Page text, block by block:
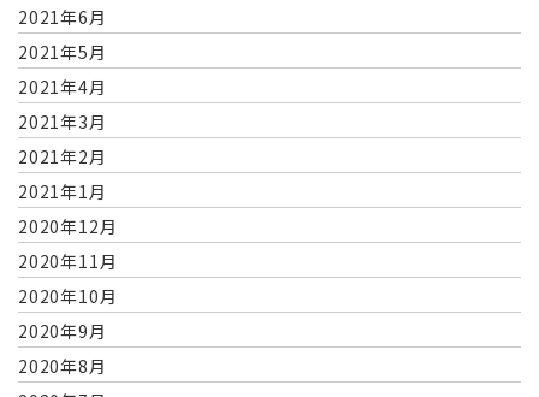
2021年6月
2021年5月
2021年4月
2021年3月
2021年2月
2021年1月
2020年12月
2020年11月
2020年10月
2020年9月
2020年8月